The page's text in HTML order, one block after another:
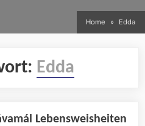
Home Edda
Edda
Lebensweisheiten